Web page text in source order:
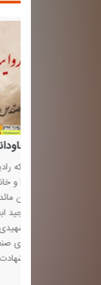
روایت یك دهه
برنامه رادیویی
این هفته میزبان
شهید خلبان علی
خلبان و از نیروهای
جریان جنگ
علیه ایران به فیض